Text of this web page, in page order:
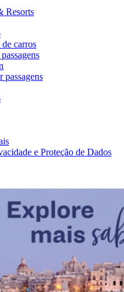
Resorts
carros
passagens
e Proteção de Dados